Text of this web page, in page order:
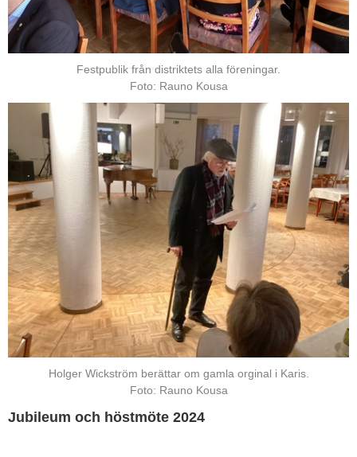
Festpublik från distriktets alla föreningar.
Foto: Rauno Kousa
Holger Wickström berättar om gamla orginal i Karis.
Foto: Rauno Kousa
Jubileum och höstmöte 2024